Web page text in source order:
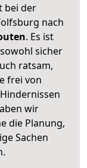
bei der
nach
. Es ist
sicher
ratsam,
frei von
wir
die Planung,
Sachen